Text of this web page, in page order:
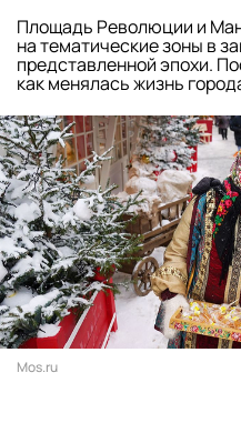
Площадь Революции и
на тематические зоны в
представленной эпохи.
как менялась жизнь
Mos.ru